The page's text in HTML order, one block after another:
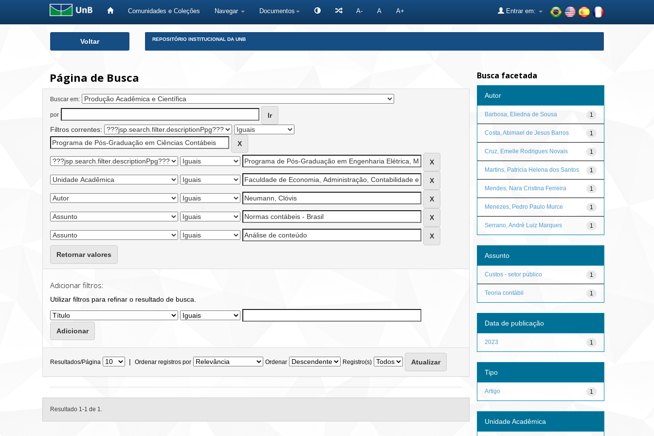
Comunidades e Coleções Navegar Documentos A- A A+ Entrar em:
Voltar REPOSITÓRIO INSTITUCIONAL DA UNB
Página de Busca
Buscar em:
por
Filtros correntes:
Retornar valores
Adicionar filtros:
Utilizar filtros para refinar o resultado de busca.
Resultados/Página | Ordenar registros por Ordenar Registro(s)
Resultado 1-1 de 1.
Busca facetada
Autor
1
Barbosa, Eliedna de Sousa
1
Costa, Abimael de Jesus Barros
1
Cruz, Emelle Rodrigues Novais
1
Martins, Patricia Helena dos Santos
1
Mendes, Nara Cristina Ferreira
1
Menezes, Pedro Paulo Murce
1
Serrano, André Luiz Marques
Assunto
1
Custos - setor público
1
Teoria contábil
Data de publicação
1
2023
Tipo
1
Artigo
Unidade Acadêmica